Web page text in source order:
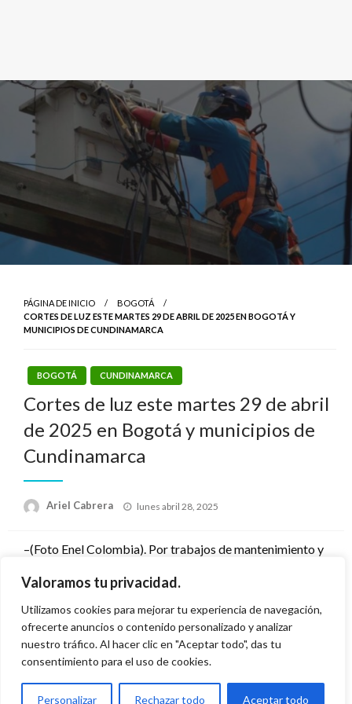
Valoramos tu privacidad.
Utilizamos cookies para mejorar tu experiencia de navegación,
ofrecerte anuncios o contenido personalizado y analizar
nuestro tráfico. Al hacer clic en "Aceptar todo", das tu
consentimiento para el uso de cookies.
Personalizar Rechazar todo Aceptar todo
PÁGINA DE INICIO
BOGOTÁ
CORTES DE LUZ ESTE MARTES 29 DE ABRIL DE 2025 EN BOGOTÁ Y
MUNICIPIOS DE CUNDINAMARCA
BOGOTÁ CUNDINAMARCA
Cortes de luz este martes 29 de abril
de 2025 en Bogotá y municipios de
Cundinamarca
Ariel Cabrera
Publicado
lunes abril 28, 2025
–(Foto Enel Colombia). Por trabajos de mantenimiento y
este martes 29 de abril de 2025 en los siguientes
sectores de la capital de la República y municipios de
Cundinamarca:
© Radio Santa Fe 1070 am